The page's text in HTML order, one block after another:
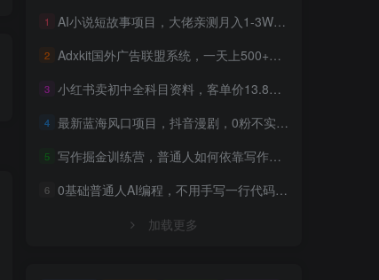
1 AI小说短故事项目，大佬亲测月入1-3W，零基础教你用AI批量产出优质短故事，实现一稿多吃多渠道变现
2 Adxkit国外广告联盟系统，一天上500+广告，让你的投放更加高效简单！
3 小红书卖初中全科目资料，客单价13.8，279天卖了20w
4 最新蓝海风口项目，抖音漫剧，0粉不实名每天一小时，月入1W+【揭秘】
5 写作掘金训练营，普通人如何依靠写作过上理想生活，可开启你的写作复利之路（更新6月）
6 0基础普通人AI编程，不用手写一行代码，AI开发到上架全流程，普通人也能做出自己的软件
加载更多